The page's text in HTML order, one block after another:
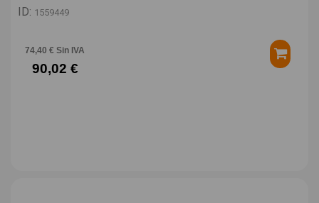
ID: 1559449
74,40 € Sin IVA
90,02 €